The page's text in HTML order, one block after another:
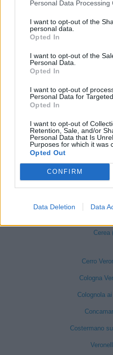
Personal Data Processing
I want to opt-out of the
personal data.
Opted In
I want to opt-out of the
Personal Data.
Opted In
I want to opt-out of
Personal Data for
Opted In
I want to opt-out of
Retention, Sale, and/or
Personal Data that Is
Purposes for which it was
Opted Out
CONFIRM
Data Deletion Data
Castel
Castelnuovo
Cerea
Cerro
Cologna
Colognola
Costermano